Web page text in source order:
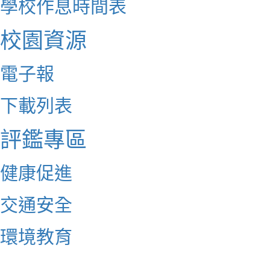
校園資源
電子報
下載列表
評鑑專區
健康促進
交通安全
環境教育